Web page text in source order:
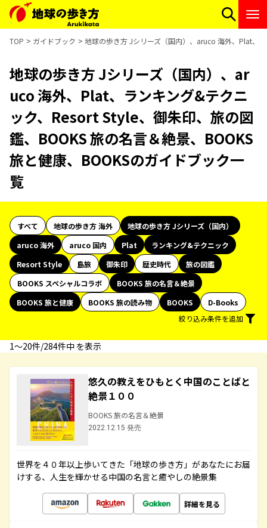
TOP ガイドブック 地球の歩き方 Jシリーズ（国内）、aruco 海外、Plat、
地球の歩き方 Jシリーズ（国内）、ar
uco 海外、Plat、ランキング&テクニ
ック、Resort Style、御朱印、旅の図
鑑、BOOKS 旅の名言＆絶景、BOOKS
旅と健康、BOOKSのガイドブック一
覧
すべて 地球の歩き方 海外
地球の歩き方 Jシリーズ（国内）
aruco 海外
aruco 国内 Plat
ランキング&テクニック
Resort Style
島旅 御朱印 歴史時代
旅の図鑑
BOOKS スペシャルコラボ
BOOKS 旅の名言＆絶景
BOOKS 旅と健康
BOOKS 旅の読み物 BOOKS
D-Books
絞り込み条件を追加
1〜20件/284件中 を表示
悠久の教えをひもとく中国のことばと
絶景１００
BOOKS 旅の名言＆絶景
2022.12.15 発売
世界を４０年以上歩いてきた「地球の歩き方」があなたにお届
けする、人生を輝かせる中国の名言と癒やしの絶景集
詳細を見る